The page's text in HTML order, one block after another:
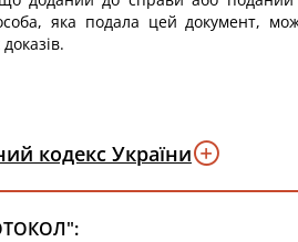
яка подала цей документ,
кодекс України